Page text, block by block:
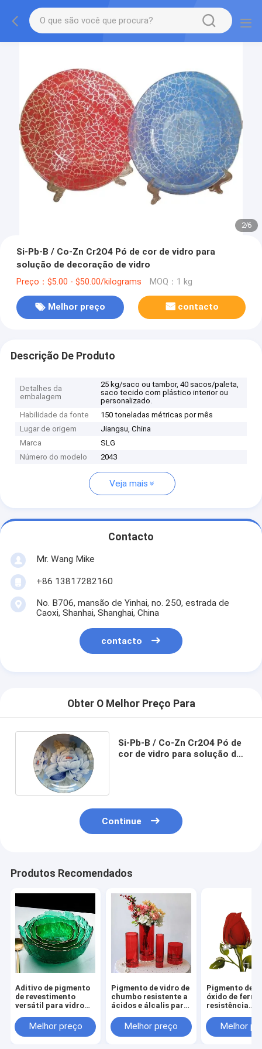
2/6
Si-Pb-B / Co-Zn Cr2O4 Pó de cor de vidro para
solução de decoração de vidro
Preço：$5.00 - $50.00/kilograms MOQ：1 kg
Melhor preço contacto
Descrição De Produto
Detalhes da
embalagem
25 kg/saco ou tambor, 40 sacos/paleta,
saco tecido com plástico interior ou
personalizado.
Habilidade da fonte
150 toneladas métricas por mês
Lugar de origem
Jiangsu, China
Marca
SLG
Número do modelo
2043
Veja mais
Contacto
Mr. Wang Mike
+86 13817282160
No. B706, mansão de Yinhai, no. 250, estrada de
Caoxi, Shanhai, Shanghai, China
contacto
Obter O Melhor Preço Para
Si-Pb-B / Co-Zn Cr2O4 Pó de
cor de vidro para solução de
Continue
Produtos Recomendados
Aditivo de pigmento
de revestimento
versátil para vidro
65997-18-4 / 68187-
49-5
Melhor preço
Pigmento de vidro de
chumbo resistente a
ácidos e álcalis para
Pigmento inorgânico
Melhor preço
Pigmento de
óxido de ferro
resistência
álcalis em
artigos de
Melhor